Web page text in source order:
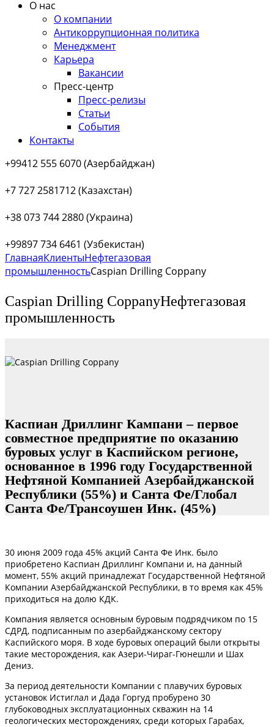
О нас
О компании
Антикоррупционная политика
Менеджмент
Карьера
Вакансии
Пресс-центр
Пресс-релизы
Статьи
События
Контакты
+99412 555 6070 (Азербайджан)
+7 727 2581712 (Казахстан)
+38 073 744 2880 (Украина)
+99897 734 6461 (Узбекистан)
ГлавнаяКлиентыНефтегазовая
промышленностьCaspian Drilling Coppany
Caspian Drilling CoppanyНефтегазовая
промышленность
Каспиан Дриллинг Кампани – первое
совместное предприятие по оказанию
буровых услуг в Каспийском регионе,
основанное в 1996 году Государственной
Нефтяной Компанией Азербайджанской
Республики (55%) и Санта Фе/Глобал
Санта Фе/Трансоушен Инк. (45%)
30 июня 2009 года 45% акций Санта Фе Инк. было
приобретено Каспиан Дриллинг Компани и, на данный
момент, 55% акций принадлежат Государственной Нефтяной
Компании Азербайджанской Республики, в то время как 45%
приходиться на долю КДК.
Компания является основным буровым подрядчиком по 15
СДРД, подписанным по азербайджанскому сектору
Каспийского моря. В ходе буровых операций были открыты
такие месторождения, как Азери-Чираг-Гюнешли и Шах
Дениз.
За период деятельности Компании с плавучих буровых
установок Истиглал и Дада Горгуд пробурено 30
глубоководных эксплуатационных скважин на 14
геологических месторождениях, среди которых Гарабах,